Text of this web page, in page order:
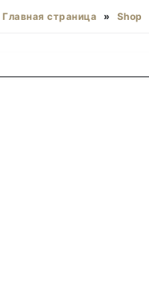
Главная страница » Shop